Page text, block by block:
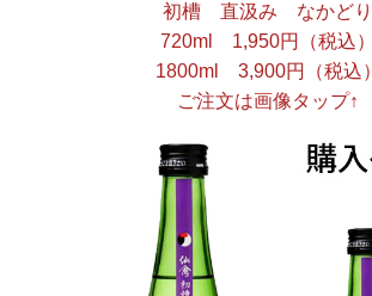
初槽 直汲み なかどり
720ml 1,950円（税込）
1800ml 3,900円（税込）
ご注文は画像タップ↑